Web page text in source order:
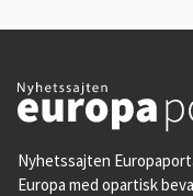
Nyhetssajten
Europa med opartisk